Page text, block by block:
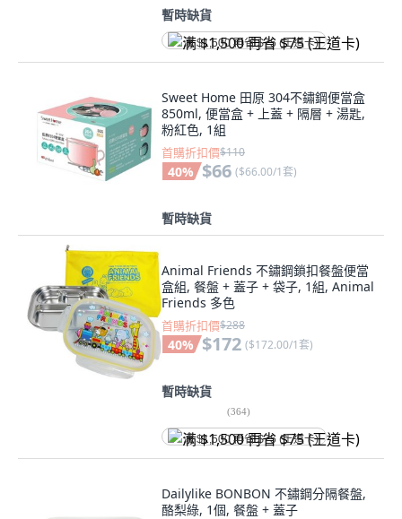
暫時缺貨
满 $1,500 再省 $75 (王道卡)
Sweet Home 田原 304不鏽鋼便當盒
850ml, 便當盒 + 上蓋 + 隔層 + 湯匙,
粉紅色, 1組
首購折扣價$110
40% $66 ($66.00/1套)
暫時缺貨
Animal Friends 不鏽鋼鎖扣餐盤便當
盒組, 餐盤 + 蓋子 + 袋子, 1組, Animal
Friends 多色
首購折扣價$288
40% $172 ($172.00/1套)
暫時缺貨
(364)
满 $1,500 再省 $75 (王道卡)
Dailylike BONBON 不鏽鋼分隔餐盤,
酪梨綠, 1個, 餐盤 + 蓋子